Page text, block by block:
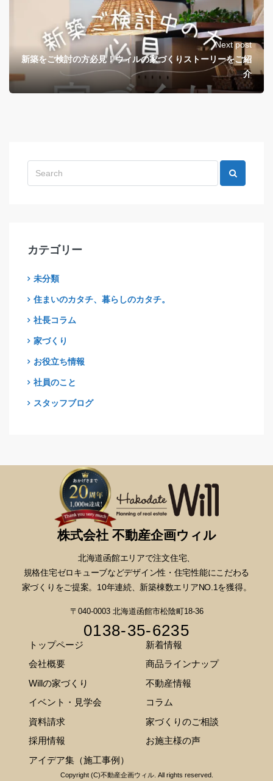
カテゴリー
未分類
住まいのカタチ、暮らしのカタチ。
社長コラム
家づくり
お役立ち情報
社員のこと
スタッフブログ
Next post
新築をご検討の方必見！ウィルの家づくりストーリーをご紹
介
株式会社 不動産企画ウィル
北海道函館エリアで注文住宅、
規格住宅ゼロキューブなどデザイン性・ 住宅性能にこだわる
家づくりをご提案。10年連続、新築棟数エリアNO.1を獲得。
〒040-0003 北海道函館市松陰町18-36
0138-35-6235
トップページ
会社概要
Willの家づくり
イベント・見学会
資料請求
採用情報
アイデア集（施工事例）
新着情報
商品ラインナップ
不動産情報
コラム
家づくりのご相談
お施主様の声
Copyright (C)不動産企画ウィル. All rights reserved.